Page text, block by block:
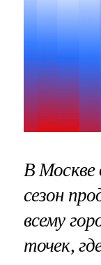
В Москве
сезон
всему
точек,